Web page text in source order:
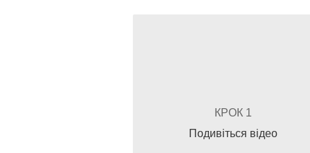
КРОК 1
Подивіться відео